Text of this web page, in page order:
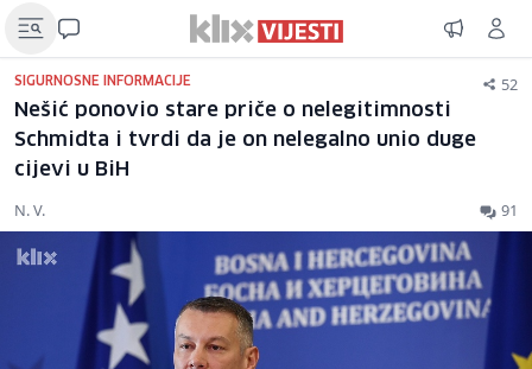
SIGURNOSNE INFORMACIJE 52
Nešić ponovio stare priče o nelegitimnosti
Schmidta i tvrdi da je on nelegalno unio duge
cijevi u BiH
N. V. 91